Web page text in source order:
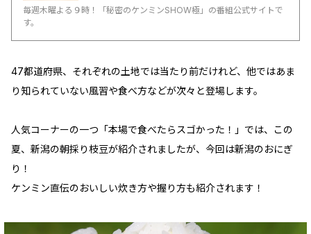
毎週木曜よる９時！「秘密のケンミンSHOW極」の番組公式サイトで
す。
47都道府県、それぞれの土地では当たり前だけれど、他ではあま
り知られていない風習や食べ方などが次々と登場します。
人気コーナーの一つ「本場で食べたらスゴかった！」では、この
夏、新潟の朝採り枝豆が紹介されましたが、今回は新潟のおにぎ
り！
ケンミン直伝のおいしい炊き方や握り方も紹介されます！